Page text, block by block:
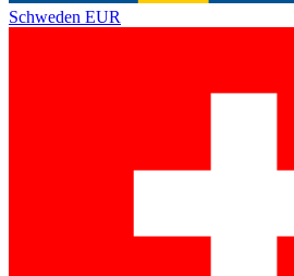
Schweden EUR